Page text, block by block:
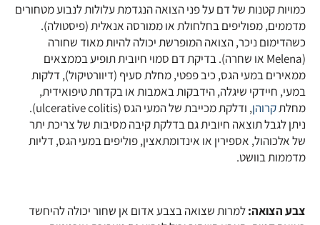
כמויות קטנות של דם על פני הצואה הנגדמת עלולות לנבוע מטחורים
מדממים, מפוליפים בחלחולת או ממורסה אנאלית (פיסטולה).
כשהדימום ניכר, הצואה המופרשת יכולה להיות מאוד שחורה
(Melena או שחרה). בדיקת דם סמוי חיובית תופיע בממצאים
ממאירים במעי הגס, כיב פפטי, מחלת סעיף (דיוורטיקול), דלקות
במעי, חיידקי שיגלה, הידבקות באמבות או בקדחת טיפואידית,
מחלתקרוהן
, ודלקת מכייבת של המעי הגס (ulcerative colitis).
ניתן לגבל תוצאה חיובית גם בדלקת קיבה מסיבות של צריכת יתר
של אלכוהול, אספירין או אינדומתאצין, פוליפים במעי הגס, דליות
מדממות בוושט.
צבע הצואה:למרות שצואה בצבע אדום אן שחור יכולה להיחשד